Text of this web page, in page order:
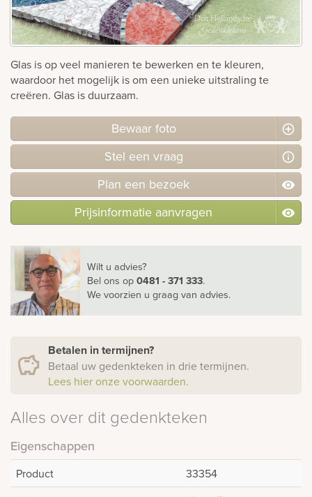
Bekijk
ook:
Glas is op veel manieren te bewerken en te kleuren,
waardoor het mogelijk is om een unieke uitstraling te
creëren. Glas is duurzaam.
Bewaar foto
Stel een vraag
Plan een bezoek
Prijsinformatie aanvragen
Wilt u advies?
Bel ons op0481 - 371 333.
We voorzien u graag van advies.
Betalen in termijnen?
Betaal uw gedenkteken in drie termijnen.
Lees hier onze voorwaarden.
Alles over dit gedenkteken
Eigenschappen
Product
33354